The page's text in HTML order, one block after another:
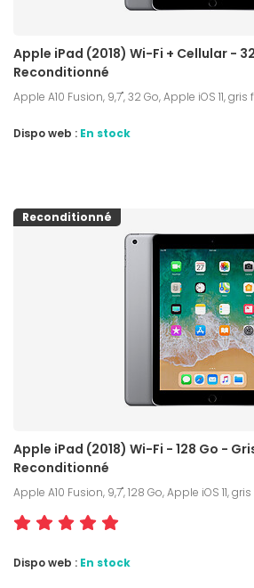
Apple iPad (2018) Wi-Fi + Cellular -
Reconditionné
Apple A10 Fusion, 9,7", 32 Go, Apple iOS 11, gris
Dispo web : En stock
Reconditionné
Apple iPad (2018) Wi-Fi - 128 Go -
Reconditionné
Apple A10 Fusion, 9,7", 128 Go, Apple iOS 11,
Dispo web : En stock